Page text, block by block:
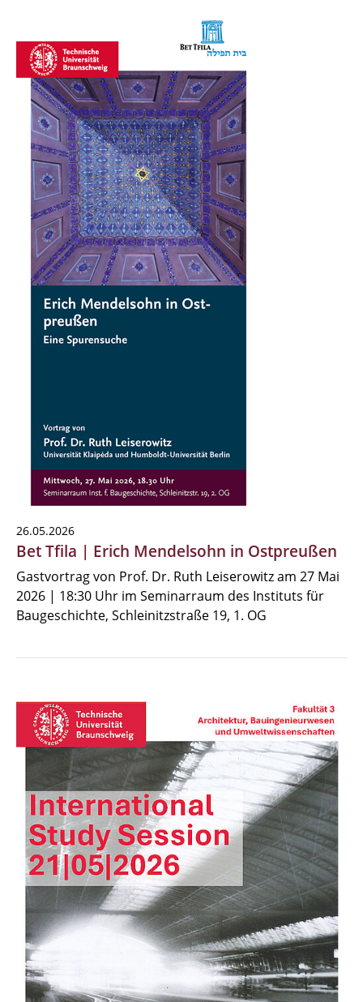
26.05.2026
Bet Tfila | Erich Mendelsohn in Ostpreußen
Gastvortrag von Prof. Dr. Ruth Leiserowitz am 27 Mai
2026 | 18:30 Uhr im Seminarraum des Instituts für
Baugeschichte, Schleinitzstraße 19, 1. OG